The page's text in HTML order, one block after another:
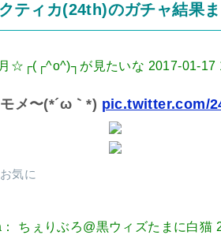
ティカ(24th)のガチャ結果
☆┌(┌^o^)┐が見たいな 2017-01-17
メ〜(*´ω｀*) pic.twitter.com/
お気に
ちぇりぶろ@黒ウィズたまに白猫